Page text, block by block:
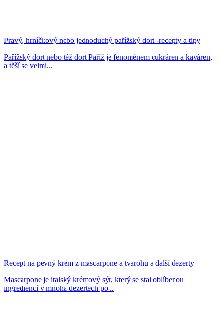
Pravý, hrníčkový nebo jednoduchý pařížský dort -recepty a tipy
Pařížský dort nebo též dort Paříž je fenoménem cukráren a kaváren,
a těší se velmi...
Recept na pevný krém z mascarpone a tvarohu a další dezerty
Mascarpone je italský krémový sýr, který se stal oblíbenou
ingrediencí v mnoha dezertech po...